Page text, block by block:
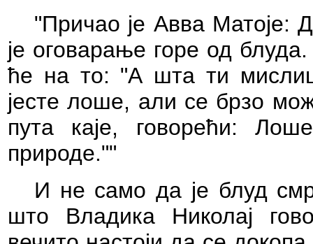
"Причао је Авва Матоје:
је оговарање горе од
ће на то: "А шта ти
јесте лоше, али се брзо
пута каје, говорећи:
природе.""
И не само да је блуд
што Владика Николај